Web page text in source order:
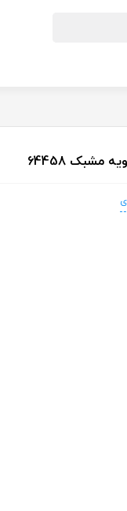
مشبک 64458